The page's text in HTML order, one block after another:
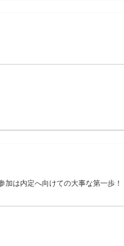
加は内定へ向けての大事な第一歩！